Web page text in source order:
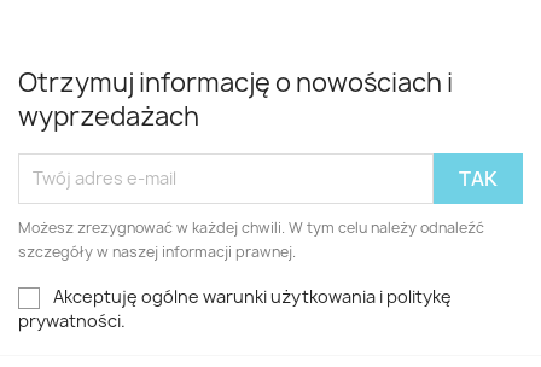
Otrzymuj informację o nowościach i
wyprzedażach
Możesz zrezygnować w każdej chwili. W tym celu należy odnaleźć
szczegóły w naszej informacji prawnej.
Akceptuję ogólne warunki użytkowania i politykę
prywatności.